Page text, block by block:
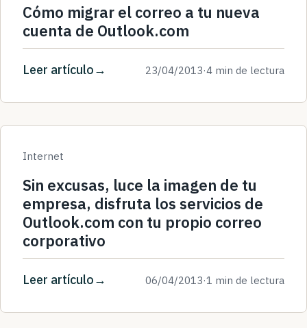
Cómo migrar el correo a tu nueva
cuenta de Outlook.com
Leer artículo 23/04/2013·4 min de lectura
Internet
Sin excusas, luce la imagen de tu
empresa, disfruta los servicios de
Outlook.com con tu propio correo
corporativo
Leer artículo 06/04/2013·1 min de lectura